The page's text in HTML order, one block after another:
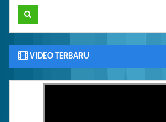
VIDEO TERBARU